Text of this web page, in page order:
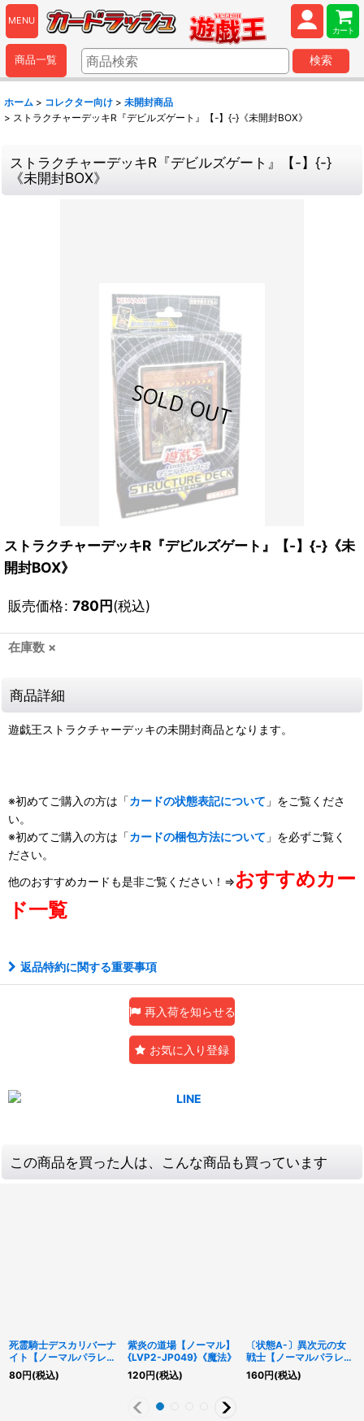
MENU
カート
商品一覧 検索
ホーム > コレクター向け > 未開封商品
> ストラクチャーデッキR『デビルズゲート』【-】{-}《未開封BOX》
ストラクチャーデッキR『デビルズゲート』【-】{-}
《未開封BOX》
ストラクチャーデッキR『デビルズゲート』【-】{-}《未
開封BOX》
販売価格: 780円(税込)
在庫数 ×
商品詳細
遊戯王ストラクチャーデッキの未開封商品となります。
※初めてご購入の方は「カードの状態表記について 」をご覧くださ
い。
※初めてご購入の方は「カードの梱包方法について 」を必ずご覧く
ださい。
他のおすすめカードも是非ご覧ください！⇒おすすめカー
ド一覧
返品特約に関する重要事項
再入荷を知らせる
お気に入り登録
この商品を買った人は、こんな商品も買っています
死霊騎士デスカリバーナ
イト【ノーマルパラレ
ル】{20AP-JP031}《モ
ンスター》
80円(税込)
紫炎の道場【ノーマル】
{LVP2-JP049}《魔法》
120円(税込)
〔状態A-〕異次元の女
戦士【ノーマルパラレ
ル】{20AP-JP024}
《モンスター》
160円(税込)